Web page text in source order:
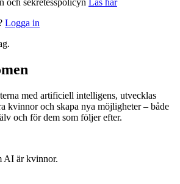
Logga in
med artificiell intelligens, utvecklas
kvinnor och skapa nya möjligheter – både
och för dem som följer efter.
AI är kvinnor.